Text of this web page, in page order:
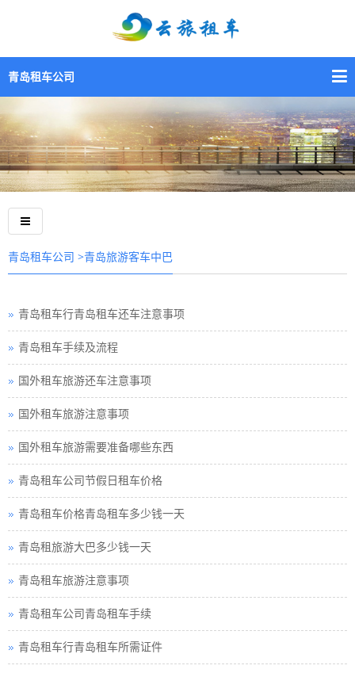
青岛租车公司
青岛租车公司 >青岛旅游客车中巴
青岛租车行青岛租车还车注意事项
青岛租车手续及流程
国外租车旅游还车注意事项
国外租车旅游注意事项
国外租车旅游需要准备哪些东西
青岛租车公司节假日租车价格
青岛租车价格青岛租车多少钱一天
青岛租旅游大巴多少钱一天
青岛租车旅游注意事项
青岛租车公司青岛租车手续
青岛租车行青岛租车所需证件